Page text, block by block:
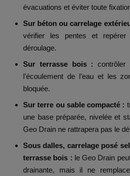
évacuations et éviter toute
Sur béton ou carrelage
vérifier les pentes et
déroulage.
Sur terrasse bois : contrôler
l’écoulement de l’eau et les
bloquée.
Sur terre ou sable compacté :
une base préparée, nivelée et
Geo Drain ne rattrapera pas le
Sous dalles, carrelage posé
terrasse bois : le Geo Drain
drainante, mais il ne